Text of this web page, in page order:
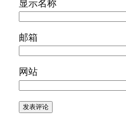
显示名称
邮箱
网站